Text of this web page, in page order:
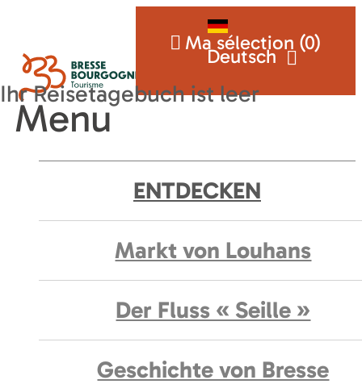
Deutsch
Ma sélection (0)
Menu
ENTDECKEN
Markt von Louhans
Der Fluss « Seille »
Geschichte von Bresse